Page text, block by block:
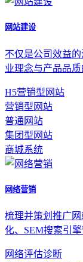
网站建设
不仅是公司效益
业理念与产品品
H5营销型网站
营销型网站
普通网站
集团型网站
商城系统
网络营销
梳理并策划推广
化、SEM搜索引
网络评估诊断